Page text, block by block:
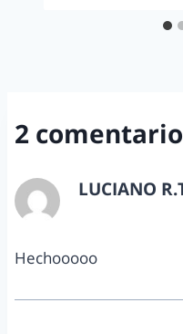
2
LUCIANO
Hechooooo